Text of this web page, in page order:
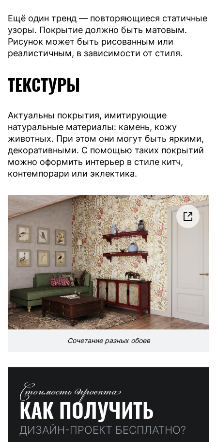
Ещё один тренд — повторяющиеся статичные
узоры. Покрытие должно быть матовым.
Рисунок может быть рисованным или
реалистичным, в зависимости от стиля.
ТЕКСТУРЫ
Актуальны покрытия, имитирующие
натуральные материалы: камень, кожу
животных. При этом они могут быть яркими,
декоративными. С помощью таких покрытий
можно оформить интерьер в стиле китч,
контемпорари или эклектика.
Сочетание разных обоев
Стоимость проекта
КАК ПОЛУЧИТЬ
ДИЗАЙН-ПРОЕКТ БЕСПЛАТНО?